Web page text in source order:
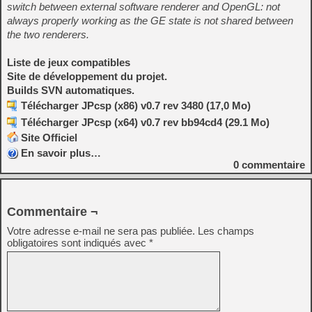
switch between external software renderer and OpenGL: not
always properly working as the GE state is not shared between
the two renderers.
Liste de jeux compatibles
Site de développement du projet.
Builds SVN automatiques.
Télécharger JPcsp (x86) v0.7 rev 3480 (17,0 Mo)
Télécharger JPcsp (x64) v0.7 rev bb94cd4 (29.1 Mo)
Site Officiel
En savoir plus…
0 commentaire
Commentaire ¬
Votre adresse e-mail ne sera pas publiée. Les champs
obligatoires sont indiqués avec *